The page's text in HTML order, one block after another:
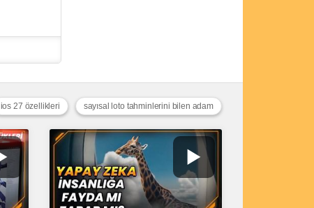
sayısal loto tahminlerini bilen adam
ios 27 özellikleri